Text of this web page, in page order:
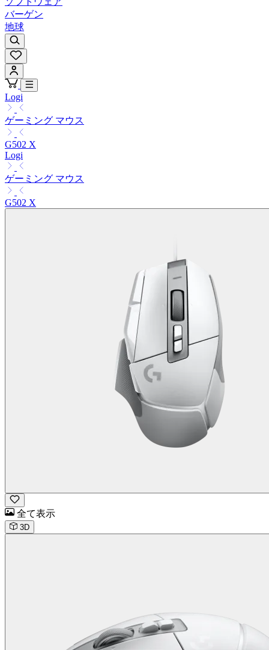
バーゲン
地球
Logi
ゲーミング マウス
G502 X
Logi
ゲーミング マウス
G502 X
全て表示
3D